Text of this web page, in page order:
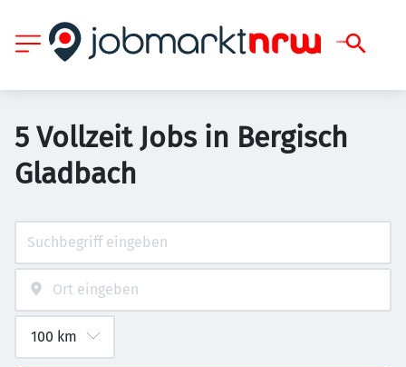
5 Vollzeit Jobs in Bergisch
Gladbach